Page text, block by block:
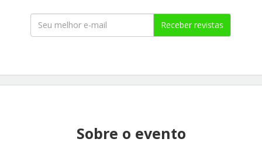
Receber revistas
Sobre o evento